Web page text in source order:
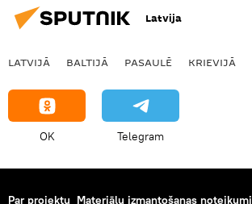
Latvija
LATVIJĀ BALTIJĀ PASAULĒ KRIEVIJĀ
OK Telegram
Par projektu Materiālu izmantošanas noteikumi